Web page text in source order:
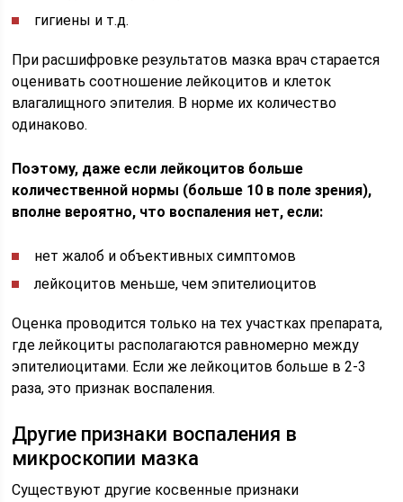
гигиены и т.д.
При расшифровке результатов мазка врач старается
оценивать соотношение лейкоцитов и клеток
влагалищного эпителия. В норме их количество
одинаково.
Поэтому, даже если лейкоцитов больше
количественной нормы (больше 10 в поле зрения),
вполне вероятно, что воспаления нет, если:
нет жалоб и объективных симптомов
лейкоцитов меньше, чем эпителиоцитов
Оценка проводится только на тех участках препарата,
где лейкоциты располагаются равномерно между
эпителиоцитами. Если же лейкоцитов больше в 2-3
раза, это признак воспаления.
Другие признаки воспаления в
микроскопии мазка
Существуют другие косвенные признаки